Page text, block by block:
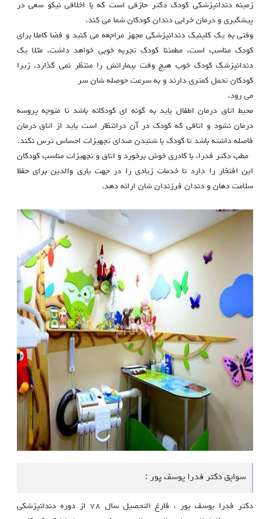
زمینه دندانپزشکی کودک دکتر حازقی است که با اخلاقی نیکو سعی در
پیشگیری و درمان خرابی دندان کودکان شما می کند.
وقتی به یک کلینیک دندانپزشکی مجهز مراجعه می کنید و فضا کاملا برای
کودک مناسب است، مطمئنا کودک تجربه خوبی خواهد داشت. مثلا یک
دندانپزشک کودک خوب هیچ وقت بیمارانش را منتظر نمی گذارد. زیرا
کودکان تحمل کمتری دارند و به سرعت حوصله شان سر
می رود.
محیط اتاق درمان اطفال باید به گونه ای کودکانه باشد تا متوجه پروسه
درمان نشود و اتاقی که کودک در آن درانتظار است باید از اتاق درمان
فاصله داشته باشد تا کودک با شنیدن صدای تجهیزات احساس ترس نکند.
مطب دکتر فدرا، با کادری خوش برخورد و اتاق و تجهیزات مناسب کودکان
این افتخار را دارد تا خدمات زیادی را در جهت یاری والدین برای حفظ
سلامت دهان و دندان فرزندان شان ارائه دهد.
سوابق دکتر فدرا یوسف پور :
دكتر فدرا يوسف پور ، فارغ التحصيل سال ٧٨ از دوره دندانپزشكى